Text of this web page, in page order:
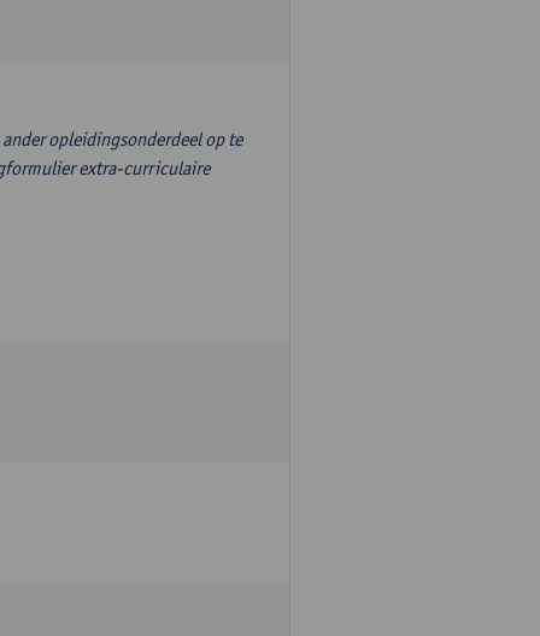
opleidingsonderdeel op te
extra-curriculaire